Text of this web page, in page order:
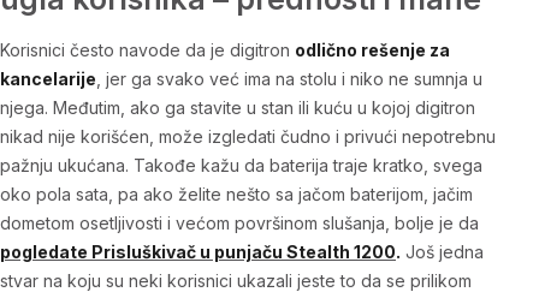
Korisnici često navode da je digitron odlično rešenje za
kancelarije , jer ga svako već ima na stolu i niko ne sumnja u
njega. Međutim, ako ga stavite u stan ili kuću u kojoj digitron
nikad nije korišćen, može izgledati čudno i privući nepotrebnu
pažnju ukućana. Takođe kažu da baterija traje kratko, svega
oko pola sata, pa ako želite nešto sa jačom baterijom, jačim
dometom osetljivosti i većom površinom slušanja, bolje je da
pogledate Prisluškivač u punjaču Stealth 1200. Još jedna
stvar na koju su neki korisnici ukazali jeste to da se prilikom